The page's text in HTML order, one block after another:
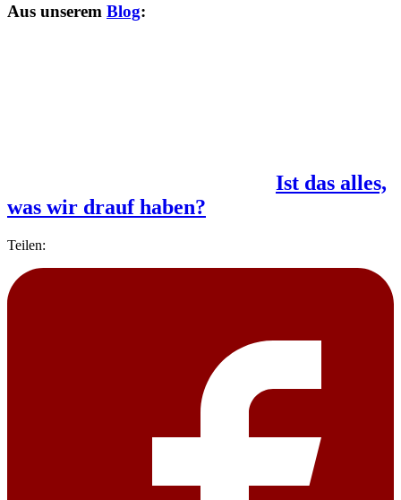
Aus unserem Blog:
Ist das alles,
was wir drauf haben?
Teilen: